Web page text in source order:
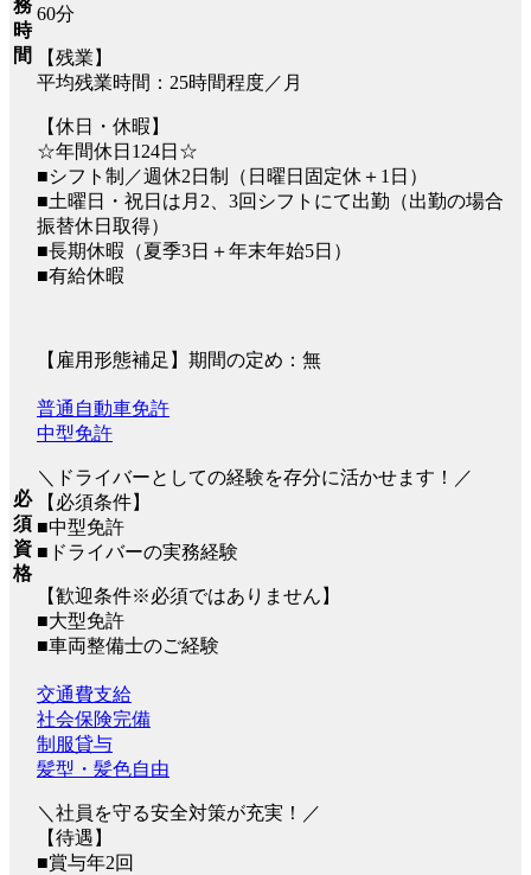
務
時
間
60分
【残業】
平均残業時間：25時間程度／月
【休日・休暇】
☆年間休日124日☆
■シフト制／週休2⽇制（⽇曜⽇固定休＋1⽇）
■⼟曜⽇・祝⽇は⽉2、3回シフトにて出勤（出勤の場合
振替休日取得）
■長期休暇（夏季3日＋年末年始5日）
■有給休暇
【雇用形態補足】期間の定め：無
必
須
資
格
普通自動車免許
中型免許
＼ドライバーとしての経験を存分に活かせます！／
【必須条件】
■中型免許
■ドライバーの実務経験
【歓迎条件※必須ではありません】
■大型免許
■車両整備士のご経験
交通費支給
社会保険完備
制服貸与
髪型・髪色自由
＼社員を守る安全対策が充実！／
【待遇】
■賞与年2回